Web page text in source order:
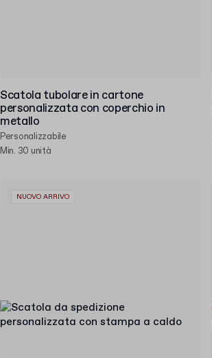
Scatola tubolare in cartone
personalizzata con coperchio in
metallo
Personalizzabile
Min. 30 unità
NUOVO ARRIVO